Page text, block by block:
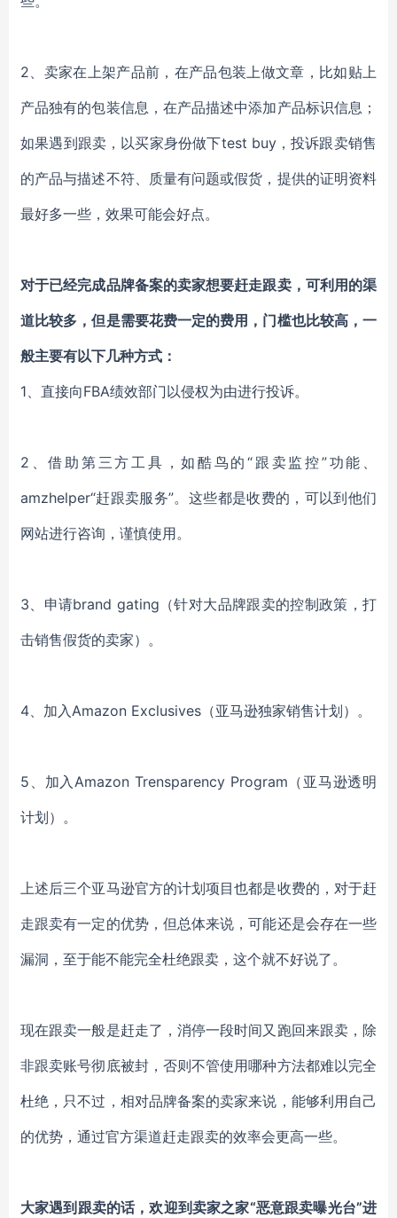
2、卖家在上架产品前，在产品包装上做文章，比如贴上
产品独有的包装信息，在产品描述中添加产品标识信息；
如果遇到跟卖，以买家身份做下test buy，投诉跟卖销售
的产品与描述不符、质量有问题或假货，提供的证明资料
最好多一些，效果可能会好点。
对于已经完成品牌备案的卖家想要赶走跟卖，可利用的渠
道比较多，但是需要花费一定的费用，门槛也比较高，一
般主要有以下几种方式：
1、直接向FBA绩效部门以侵权为由进行投诉。
2、借助第三方工具，如酷鸟的“跟卖监控”功能、
amzhelper“赶跟卖服务”。这些都是收费的，可以到他们
网站进行咨询，谨慎使用。
3、申请brand gating（针对大品牌跟卖的控制政策，打
击销售假货的卖家）。
4、加入Amazon Exclusives（亚马逊独家销售计划）。
5、加入Amazon Trensparency Program（亚马逊透明
计划）。
上述后三个亚马逊官方的计划项目也都是收费的，对于赶
走跟卖有一定的优势，但总体来说，可能还是会存在一些
漏洞，至于能不能完全杜绝跟卖，这个就不好说了。
现在跟卖一般是赶走了，消停一段时间又跑回来跟卖，除
非跟卖账号彻底被封，否则不管使用哪种方法都难以完全
杜绝，只不过，相对品牌备案的卖家来说，能够利用自己
的优势，通过官方渠道赶走跟卖的效率会更高一些。
大家遇到跟卖的话，欢迎到卖家之家“恶意跟卖曝光台”进